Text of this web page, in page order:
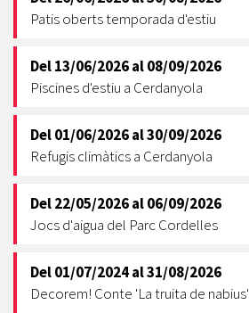
Patis oberts temporada d'estiu
Del13/06/2026al08/09/2026
Piscines d'estiu a Cerdanyola
Del01/06/2026al30/09/2026
Refugis climàtics a Cerdanyola
Del22/05/2026al06/09/2026
Jocs d'aigua del Parc Cordelles
Del01/07/2024al31/08/2026
Decorem! Conte 'La truita de nabius'